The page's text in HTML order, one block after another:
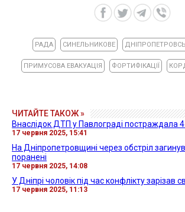
РАДА СИНЕЛЬНИКОВЕ
ПРИМУСОВА ЕВАКУАЦІЯ ФОРТИФІКАЦІЇ
ЧИТАЙТЕ ТАКОЖ »
Внаслідок ДТП у Павлограді постраждала
17 червня 2025, 15:41
На Дніпропетровщині через обстріл
поранені
17 червня 2025, 14:08
У Дніпрі чоловік під час конфлікту зарізав
17 червня 2025, 11:13